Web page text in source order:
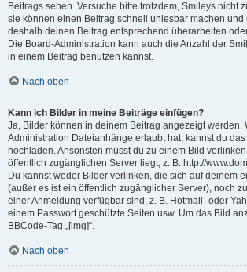
Beitrags sehen. Versuche bitte trotzdem, Smileys nicht
sie können einen Beitrag schnell unlesbar machen und
deshalb deinen Beitrag entsprechend überarbeiten
Die Board-Administration kann auch die Anzahl der
in einem Beitrag benutzen kannst.
Nach oben
Kann ich Bilder in meine Beiträge einfügen?
Ja, Bilder können in deinem Beitrag angezeigt werden.
Administration Dateianhänge erlaubt hat, kannst du
hochladen. Ansonsten musst du zu einem Bild
öffentlich zugänglichen Server liegt, z. B. http://
Du kannst weder Bilder verlinken, die sich auf deinem
(außer es ist ein öffentlich zugänglicher Server), noch
einer Anmeldung verfügbar sind, z. B. Hotmail- oder
einem Passwort geschützte Seiten usw. Um das Bild
BBCode-Tag „[img]“.
Nach oben